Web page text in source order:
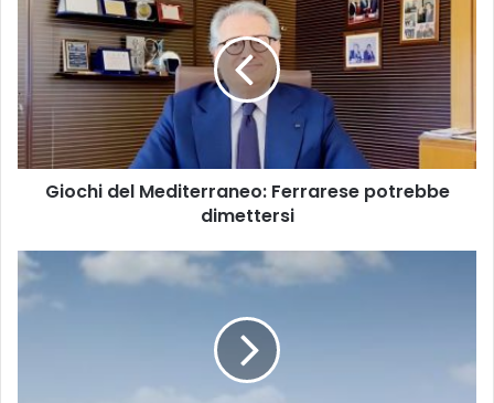
Mediterraneo:
Ferrarese
potrebbe
dimettersi
Giochi del Mediterraneo: Ferrarese potrebbe
dimettersi
"Operazione
Puglia